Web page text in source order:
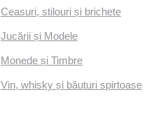
Ceasuri, stilouri și brichete
Jucării și Modele
Monede și Timbre
Vin, whisky și băuturi spirtoase